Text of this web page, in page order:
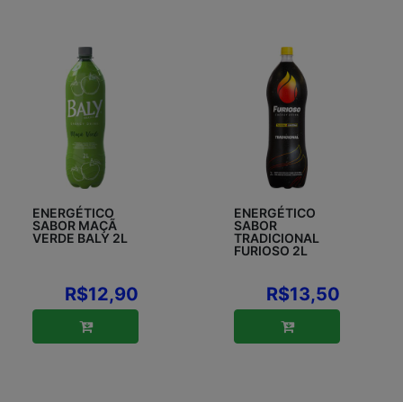
ENERGÉTICO
SABOR MAÇÃ
VERDE BALY 2L
R$12,90
ENERGÉTICO
SABOR
TRADICIONAL
FURIOSO 2L
R$13,50